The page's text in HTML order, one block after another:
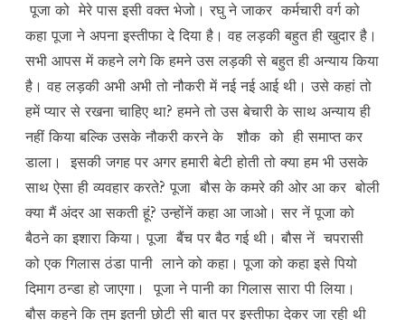
पूजा को मेरे पास इसी वक्त भेजो। रघु ने जाकर कर्मचारी वर्ग को
कहा पूजा ने अपना इस्तीफा दे दिया है। वह लड़की बहुत ही खुदार है।
सभी आपस में कहने लगे कि हमने उस लड़की से बहुत ही अन्याय किया
है। वह लड़की अभी अभी तो नौकरी में नई नई आई थी। उसे कहां तो
हमें प्यार से रखना चाहिए था? हमने तो उस बेचारी के साथ अन्याय ही
नहीं किया बल्कि उसके नौकरी करने के शौक को ही समाप्त कर
डाला। इसकी जगह पर अगर हमारी बेटी होती तो क्या हम भी उसके
साथ ऐसा ही व्यवहार करते? पूजा बौस के कमरे की ओर आ कर बोली
क्या मैं अंदर आ सकती हूं? उन्होंनें कहा आ जाओ। सर नें पूजा को
बैठने का इशारा किया। पूजा बैंच पर बैठ गई थी। बौस नें चपरासी
को एक गिलास ठंडा पानी लाने को कहा। पूजा को कहा इसे पियो
दिमाग ठन्डा हो जाएगा। पूजा ने पानी का गिलास सारा पी लिया।
बौस कहने कि तुम इतनी छोटी सी बात पर इस्तीफा देकर जा रही थी